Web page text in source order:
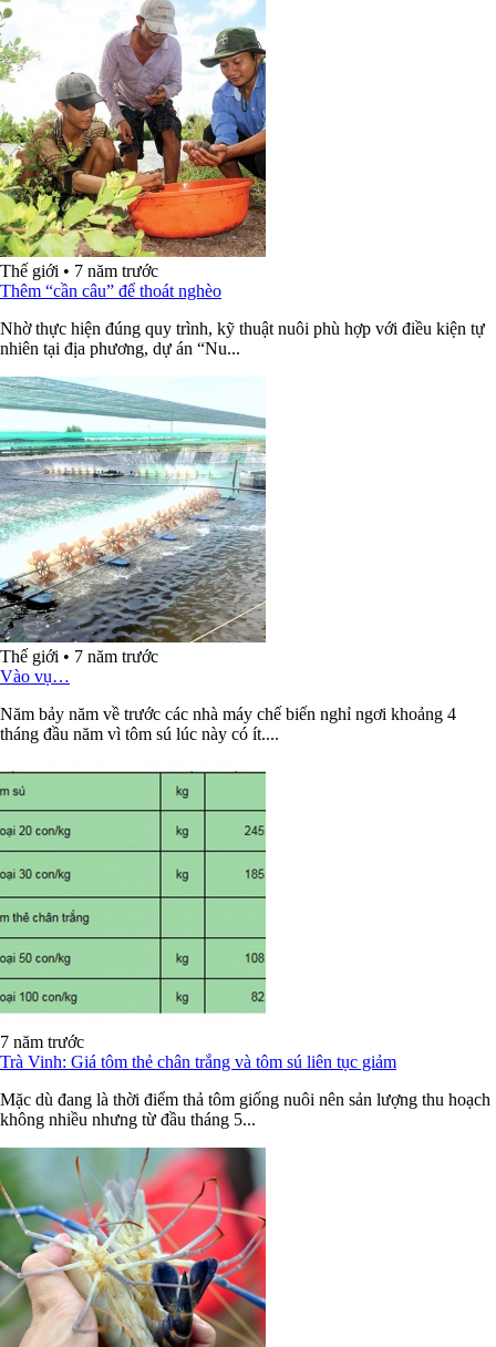
Thế giới • 7 năm trước
Thêm “cần câu” để thoát nghèo
Nhờ thực hiện đúng quy trình, kỹ thuật nuôi phù hợp với điều kiện tự
nhiên tại địa phương, dự án “Nu...
Thế giới • 7 năm trước
Vào vụ…
Năm bảy năm về trước các nhà máy chế biến nghỉ ngơi khoảng 4
tháng đầu năm vì tôm sú lúc này có ít....
7 năm trước
Trà Vinh: Giá tôm thẻ chân trắng và tôm sú liên tục giảm
Mặc dù đang là thời điểm thả tôm giống nuôi nên sản lượng thu hoạch
không nhiều nhưng từ đầu tháng 5...